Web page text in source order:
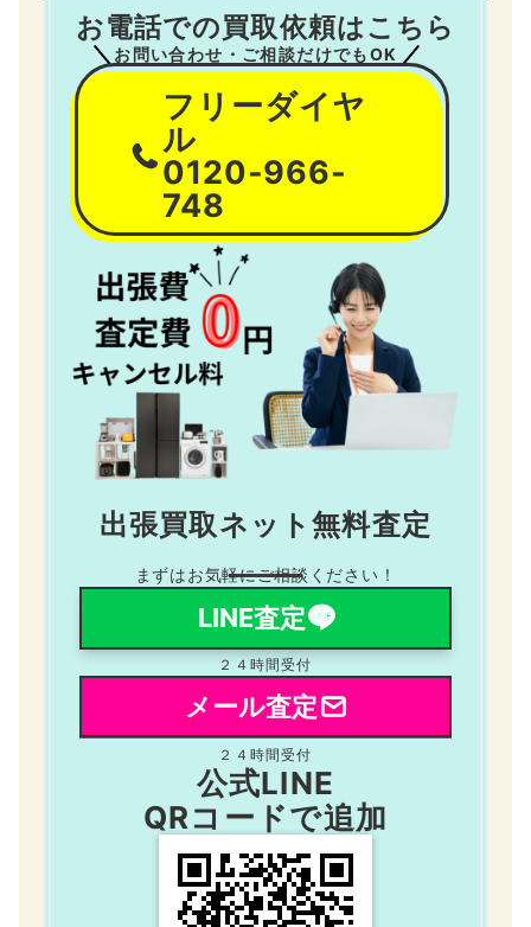
お電話での買取依頼はこちら
お問い合わせ・ご相談だけでもOK
フリーダイヤ
ル
0120-966-
748
出張買取ネット無料査定
まずはお気軽にご相談ください！
LINE査定
２４時間受付
メール査定
２４時間受付
公式LINE
QRコードで追加